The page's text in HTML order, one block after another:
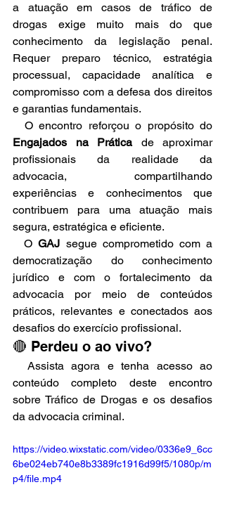
a atuação em casos de tráfico de
drogas exige muito mais do que
conhecimento da legislação penal.
Requer preparo técnico, estratégia
processual, capacidade analítica e
compromisso com a defesa dos direitos
e garantias fundamentais.
Engajados na Prática de aproximar
profissionais da realidade da
advocacia, compartilhando
experiências e conhecimentos que
contribuem para uma atuação mais
segura, estratégica e eficiente.
  O
GAJ segue comprometido com a
democratização do conhecimento
jurídico e com o fortalecimento da
advocacia por meio de conteúdos
práticos, relevantes e conectados aos
desafios do exercício profissional.
🔴 Perdeu o ao vivo?
conteúdo completo deste encontro
sobre Tráfico de Drogas e os desafios
da advocacia criminal.
https://video.wixstatic.com/video/0336e9_6cc
6be024eb740e8b3389fc1916d99f5/1080p/m
p4/file.mp4